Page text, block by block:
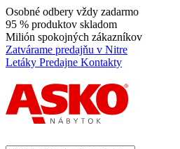
Osobné odbery vždy zadarmo
95 % produktov skladom
Milión spokojných zákazníkov
Zatvárame predajňu v Nitre
Letáky Predajne Kontakty